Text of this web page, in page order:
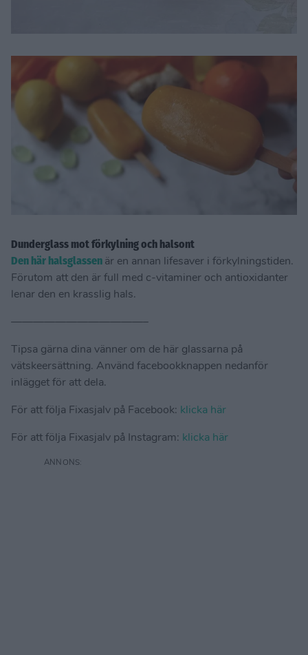
Dunderglass mot förkylning och halsont
Den här halsglassen är en annan lifesaver i förkylningstiden.
Förutom att den är full med c-vitaminer och antioxidanter
lenar den en krasslig hals.
————————————–
Tipsa gärna dina vänner om de här glassarna på
vätskeersättning. Använd facebookknappen nedanför
inlägget för att dela.
För att följa Fixasjalv på Facebook: klicka här
För att följa Fixasjalv på Instagram: klicka här